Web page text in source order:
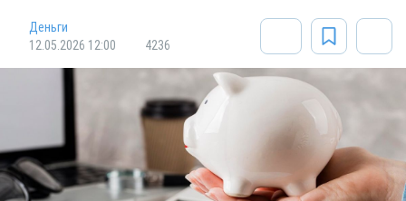
Деньги
12.05.2026 12:00
4236